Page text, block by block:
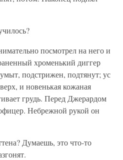
посмотрел на него и
хроменький диггер
подстрижен, подтянут; ус
и новенькая кожаная
грудь. Перед Джерардом
Небрежной рукой он
Думаешь, это что-то